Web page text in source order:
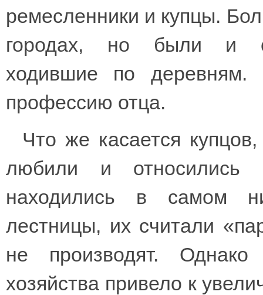
ремесленники и купцы.
городах, но были и
ходившие по деревням.
профессию отца.
Что же касается
любили и относились
находились в самом
лестницы, их считали
не производят. Однако
хозяйства привело к